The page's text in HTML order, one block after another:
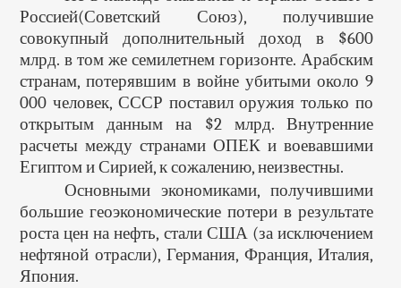
Россией(Советский Союз), получившие
совокупный дополнительный доход в $600
млрд. в том же семилетнем горизонте. Арабским
странам, потерявшим в войне убитыми около 9
000 человек, СССР поставил оружия только по
открытым данным на $2 млрд. Внутренние
расчеты между странами ОПЕК и воевавшими
Египтом и Сирией, к сожалению, неизвестны.
Основными экономиками, получившими
большие геоэкономические потери в результате
роста цен на нефть, стали США (за исключением
нефтяной отрасли), Германия, Франция, Италия,
Япония.